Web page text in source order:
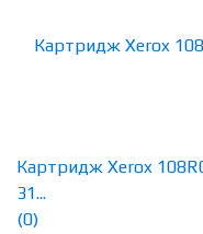
Картридж Xerox
31...
(0)